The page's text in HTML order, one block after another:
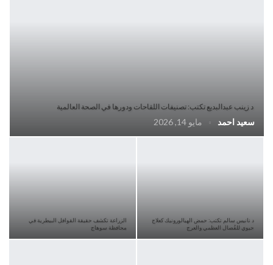
د زينب عبدالبديع تكتب: تصنيفات اللقاحات ودورها في الصحة العالمية
سعيد احمد مايو 14, 2026
د نانيس سالم تكتب: حمض الهيالورونيك كعلاج
حيوي للفُصال العظمي والعرج
الزراعة تكشف حقيقة القوافل البيطرية في
محافظة سوهاج